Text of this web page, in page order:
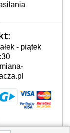
liter
liter oraz
W
nie
Albo
np.
- piątek